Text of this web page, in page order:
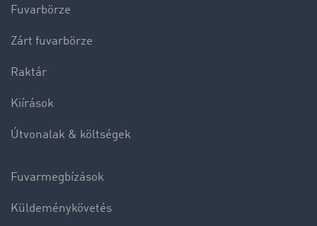
Fuvarbörze
Zárt fuvarbörze
Raktár
Kiírások
Útvonalak & költségek
Fuvarmegbízások
Küldeménykövetés